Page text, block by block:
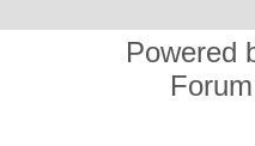
Powered